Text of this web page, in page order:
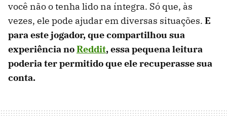
você não o tenha lido na íntegra. Só que, às
vezes, ele pode ajudar em diversas situações. E
para este jogador, que compartilhou sua
experiência noReddit, essa pequena leitura
poderia ter permitido que ele recuperasse sua
conta.